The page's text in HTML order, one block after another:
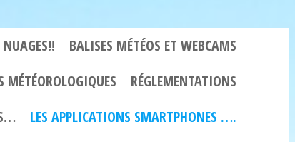
BALISES MÉTÉOS ET WEBCAMS
MÉTÉOROLOGIQUES
RÉGLEMENTATIONS
LES APPLICATIONS SMARTPHONES ….